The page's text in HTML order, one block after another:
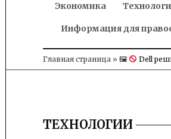
Экономика
Информация для
Главная страница » 🖼 Dell
POSTED
ТЕХНОЛОГИИ